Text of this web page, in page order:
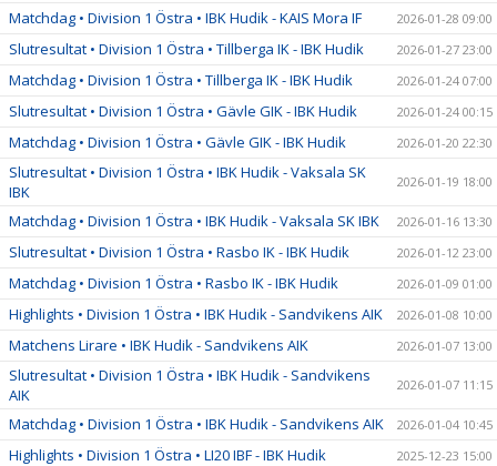
Matchdag • Division 1 Östra • IBK Hudik - KAIS Mora IF 2026-01-28 09:00
Slutresultat • Division 1 Östra • Tillberga IK - IBK Hudik 2026-01-27 23:00
Matchdag • Division 1 Östra • Tillberga IK - IBK Hudik 2026-01-24 07:00
Slutresultat • Division 1 Östra • Gävle GIK - IBK Hudik 2026-01-24 00:15
Matchdag • Division 1 Östra • Gävle GIK - IBK Hudik 2026-01-20 22:30
Slutresultat • Division 1 Östra • IBK Hudik - Vaksala SK
IBK
2026-01-19 18:00
Matchdag • Division 1 Östra • IBK Hudik - Vaksala SK IBK 2026-01-16 13:30
Slutresultat • Division 1 Östra • Rasbo IK - IBK Hudik 2026-01-12 23:00
Matchdag • Division 1 Östra • Rasbo IK - IBK Hudik 2026-01-09 01:00
Highlights • Division 1 Östra • IBK Hudik - Sandvikens AIK 2026-01-08 10:00
Matchens Lirare • IBK Hudik - Sandvikens AIK 2026-01-07 13:00
Slutresultat • Division 1 Östra • IBK Hudik - Sandvikens
AIK
2026-01-07 11:15
Matchdag • Division 1 Östra • IBK Hudik - Sandvikens AIK 2026-01-04 10:45
Highlights • Division 1 Östra • LI20 IBF - IBK Hudik 2025-12-23 15:00